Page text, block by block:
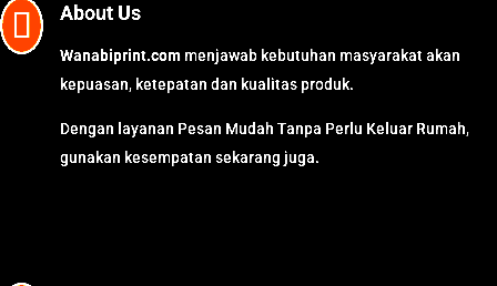
 About Us
Wanabiprint.com menjawab kebutuhan masyarakat akan
kepuasan, ketepatan dan kualitas produk.
Dengan layanan Pesan Mudah Tanpa Perlu Keluar Rumah,
gunakan kesempatan sekarang juga.